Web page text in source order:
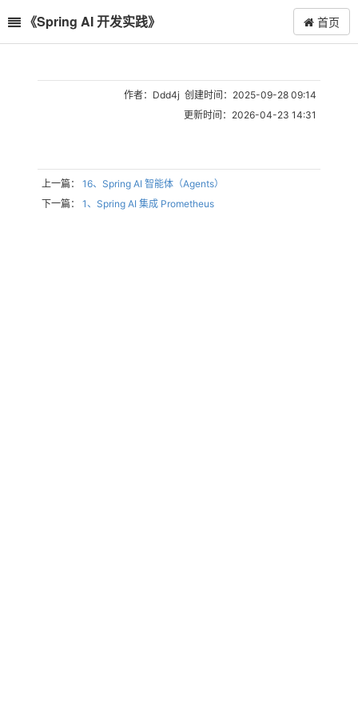
《Spring AI 开发实践》 首页
作者：Ddd4j 创建时间：2025-09-28 09:14
更新时间：2026-04-23 14:31
上一篇：16、Spring AI 智能体（Agents）
下一篇：1、Spring AI 集成 Prometheus